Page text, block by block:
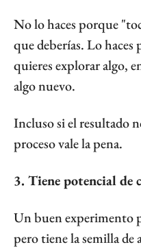
No lo haces porque
que deberías. Lo
quieres explorar algo,
algo nuevo.
Incluso si el resultado
proceso vale la pena.
3. Tiene potencial de
Un buen experimento
pero tiene la semilla de